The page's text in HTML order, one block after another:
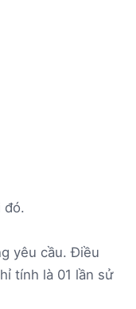
đó.
yêu cầu. Điều
tính là 01 lần sử